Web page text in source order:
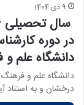
9 دی 1404
در دوره
دانشگاه علم
دانشگاه علم و
درخشان و به استناد